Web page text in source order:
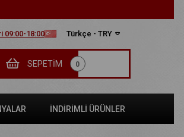
Türkçe - TRY
SEPETIM 0
09:00-18:00
İNDİRİMLİ ÜRÜNLER